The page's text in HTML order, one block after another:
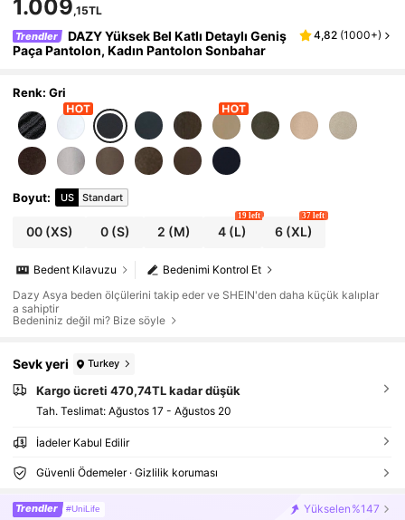
1.009,15TL
Trendler
DAZY Yüksek Bel Katlı Detaylı Geniş
Paça Pantolon, Kadın Pantolon Sonbahar
4,82 (1000+)
Renk: Gri
Boyut: US Standart
00(XS) 0(S) 2 (M) 4 (L)
19 left
6(XL)
37 left
Bedenimi Kontrol Et
Bedent Kılavuzu
Dazy Asya beden ölçülerini takip eder ve SHEIN'den daha küçük kalıplar
a sahiptir
Bedeniniz değil mi? Bize söyle
Sevk yeri Turkey
Kargo ücreti 470,74TL kadar düşük
Tah. Teslimat: Ağustos 17 - Ağustos 20
İadeler Kabul Edilir
Güvenli Ödemeler · Gizlilik koruması
Trendler #UniLife Yükselen %147